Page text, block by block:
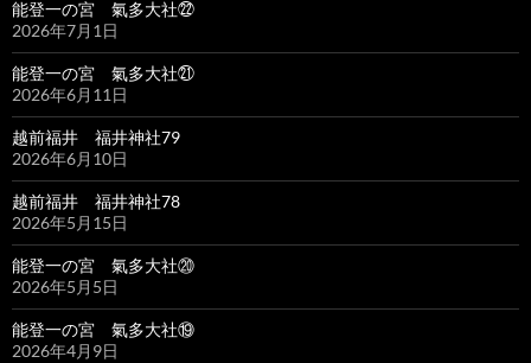
能登一の宮 氣多大社㉒
2026年7月1日
能登一の宮 氣多大社㉑
2026年6月11日
越前福井 福井神社79
2026年6月10日
越前福井 福井神社78
2026年5月15日
能登一の宮 氣多大社⑳
2026年5月5日
能登一の宮 氣多大社⑲
2026年4月9日